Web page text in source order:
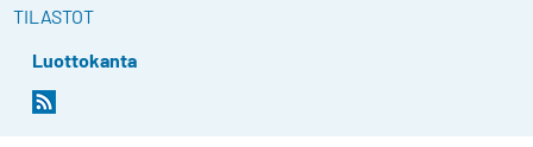
TILASTOT
Luottokanta